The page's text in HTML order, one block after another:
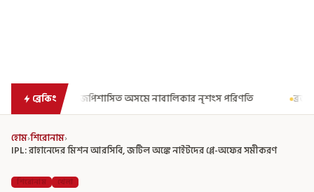
ব্রেকিং
অসমে নাবালিকার নৃশংস পরিণতি ব্রড পর্বতশৃঙ্গে তুষারধসে মৃত
হোম›শিরোনাম›
IPL: রাহানেদের মিশন আরসিবি, জটিল অঙ্কে নাইটদের প্লে-অফের সমীকরণ
শিরোনাম খেলা